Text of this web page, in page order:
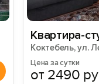
Квартира-
Коктебель, ул.
Цена за сутки
от 2490